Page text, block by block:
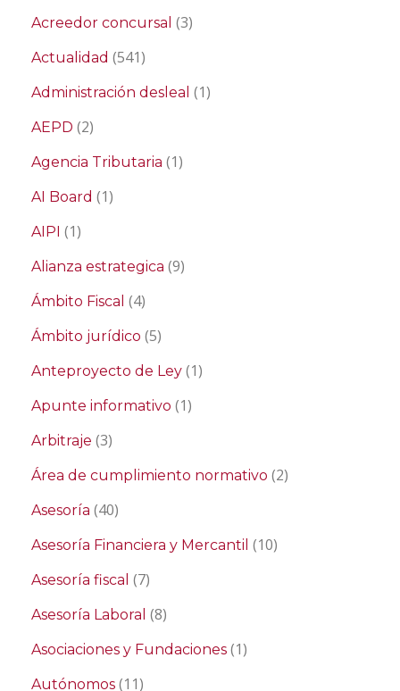
Acreedor concursal (3)
Actualidad (541)
Administración desleal (1)
AEPD (2)
Agencia Tributaria (1)
AI Board (1)
AIPI (1)
Alianza estrategica (9)
Ámbito Fiscal (4)
Ámbito jurídico (5)
Anteproyecto de Ley (1)
Apunte informativo (1)
Arbitraje (3)
Área de cumplimiento normativo (2)
Asesoría (40)
Asesoría Financiera y Mercantil (10)
Asesoría fiscal (7)
Asesoría Laboral (8)
Asociaciones y Fundaciones (1)
Autónomos (11)